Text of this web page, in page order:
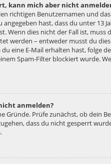
kann mich aber nicht
richtigen Benutzernamen und
hast, dass du unter 13
Wenn dies nicht der Fall ist,
werden – entweder musst du
eine E-Mail erhalten hast, folge
Spam-Filter blockiert wurde.
anmelden?
Gründe. Prüfe zunächst, ob dein
dass du nicht gesperrt